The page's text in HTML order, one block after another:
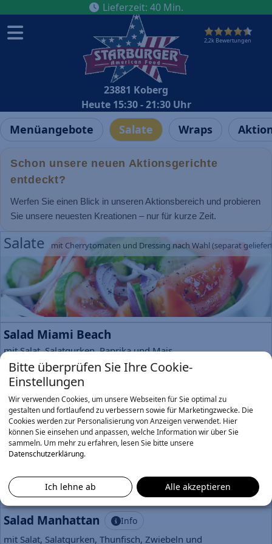
Lieferzeit: 40Min.
2,2k Bewertungen
23881 Koberg
Heute 15:30 - 21:30 Uhr
Menüangebote Salate Wraps
Schon unsere neuen Aktionsgerichte
entdeckt?
Werfen Sie einen Blick in unseren Aktionsbereich und probieren
Sie unsere neuesten Kreationen – nur für kurze Zeit.
Salate mit Cherrytomaten und Dressing nach Wahl (separat
Salad Miami Beach
mit Salat, Salatgurken, Paprika und Mais
7,50 €
Salad Las Vegas
mit Salat, Salatgurken, Käse und Ei
7,90 €
Salad New York Info
Oliven
8,90 €
Salad Manhattan Info
mit Salat, Salatgurken, Thunfisch, Zwiebeln und
Bitte überprüfen Sie Ihre Cookie-
Einstellungen
Wir verwenden Cookies, um unsere Webseiten für Sie optimal zu
gestalten und fortlaufend zu verbessern sowie für Marketingzwecke. Die
Cookies werden zur Personalisierung von Anzeigen verwendet. Hier
können Sie einsehen und anpassen, welche Information wir über Sie
sammeln. Um mehr zu erfahren, lesen Sie bitte unsere
Datenschutzerklärung.
Ich lehne ab Alle akzeptieren